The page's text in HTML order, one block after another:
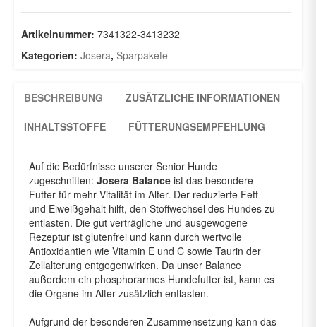
Menge
Artikelnummer: 7341322-3413232
Kategorien: Josera, Sparpakete
BESCHREIBUNG ZUSÄTZLICHE INFORMATIONEN
INHALTSSTOFFE FÜTTERUNGSEMPFEHLUNG
Auf die Bedürfnisse unserer Senior Hunde
zugeschnitten: Josera Balance ist das besondere
Futter für mehr Vitalität im Alter. Der reduzierte Fett-
und Eiweißgehalt hilft, den Stoffwechsel des Hundes zu
entlasten. Die gut verträgliche und ausgewogene
Rezeptur ist glutenfrei und kann durch wertvolle
Antioxidantien wie Vitamin E und C sowie Taurin der
Zellalterung entgegenwirken. Da unser Balance
außerdem ein phosphorarmes Hundefutter ist, kann es
die Organe im Alter zusätzlich entlasten.
Aufgrund der besonderen Zusammensetzung kann das